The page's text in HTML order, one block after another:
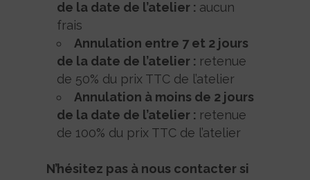
de la date de l’atelier : aucun
frais
Annulation entre 7 et 2 jours
de la date de l’atelier : retenue
de 50% du prix TTC de l’atelier
Annulation à moins de 2 jours
de la date de l’atelier : retenue
de 100% du prix TTC de l’atelier
N’hésitez pas à nous contacter si